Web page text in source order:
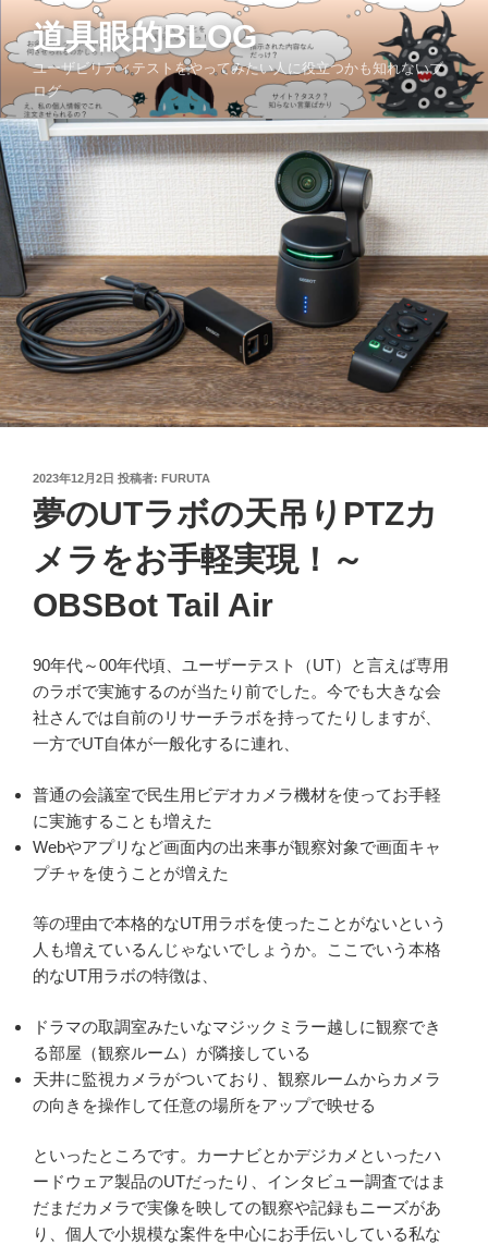
ン
テ
ツ
へ
ス
キ
ッ
道具眼的BLOG
ユーザビリティテストをやってみたい人に役立つかも知れないブ
ログ
投
稿
日:
2023年12月2日 投稿者: FURUTA
夢のUTラボの天吊りPTZカ
メラをお手軽実現！～
OBSBot Tail Air
90年代～00年代頃、ユーザーテスト（UT）と言えば専用
のラボで実施するのが当たり前でした。今でも大きな会
社さんでは自前のリサーチラボを持ってたりしますが、
一方でUT自体が一般化するに連れ、
普通の会議室で民生用ビデオカメラ機材を使ってお手軽
に実施することも増えた
Webやアプリなど画面内の出来事が観察対象で画面キャ
プチャを使うことが増えた
等の理由で本格的なUT用ラボを使ったことがないという
人も増えているんじゃないでしょうか。ここでいう本格
的なUT用ラボの特徴は、
ドラマの取調室みたいなマジックミラー越しに観察でき
る部屋（観察ルーム）が隣接している
天井に監視カメラがついており、観察ルームからカメラ
の向きを操作して任意の場所をアップで映せる
といったところです。カーナビとかデジカメといったハ
ードウェア製品のUTだったり、インタビュー調査ではま
だまだカメラで実像を映しての観察や記録もニーズがあ
り、個人で小規模な案件を中心にお手伝いしている私な